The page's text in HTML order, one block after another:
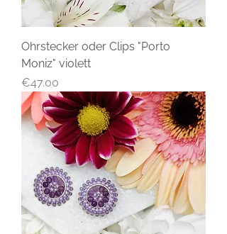
Ohrstecker oder Clips "Porto
Moniz" violett
Price
€47.00